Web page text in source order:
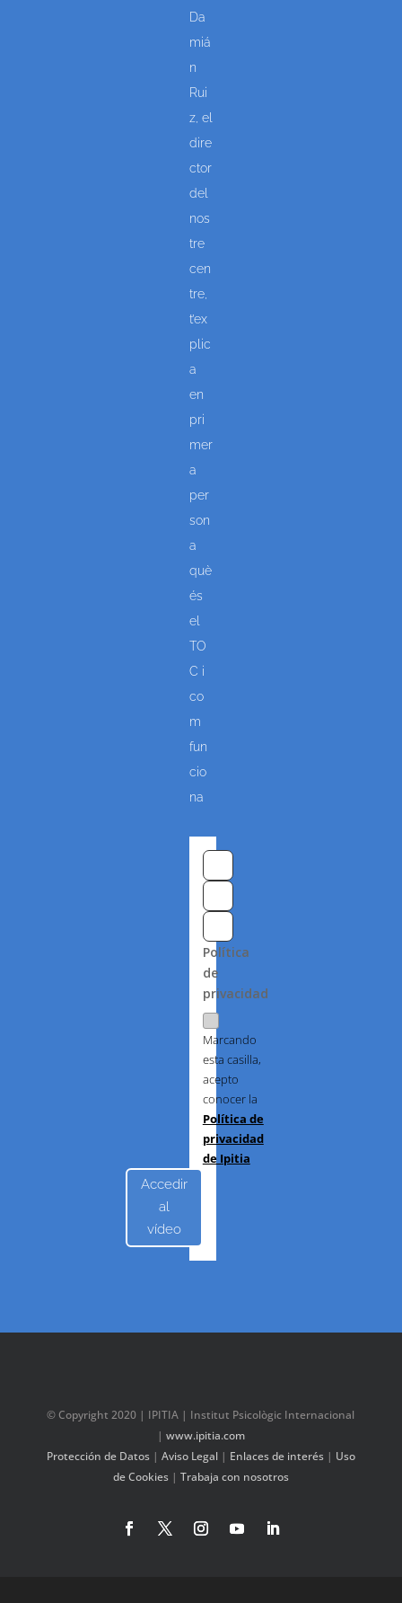
Da
miá
n
Rui
z, el
dire
ctor
del
nos
tre
cen
tre,
t’ex
plic
a
en
pri
mer
a
per
son
a
què
és
el
TO
C i
co
m
fun
cio
na
Política
de
privacidad
Marcando
esta casilla,
acepto
conocer la
Política de
privacidad
de Ipitia
Accedir
al
vídeo
© Copyright 2020 | IPITIA | Institut Psicològic Internacional
| www.ipitia.com
Protección de Datos| Aviso Legal| Enlaces de interés| Uso
de Cookies| Trabaja con nosotros